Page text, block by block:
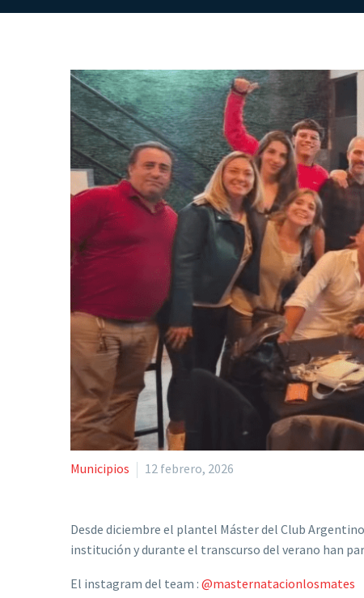
Municipios 12 febrero, 2026
Desde diciembre el plantel Máster del Club
institución y durante el transcurso del verano han
El instagram del team : @masternatacionlosmates